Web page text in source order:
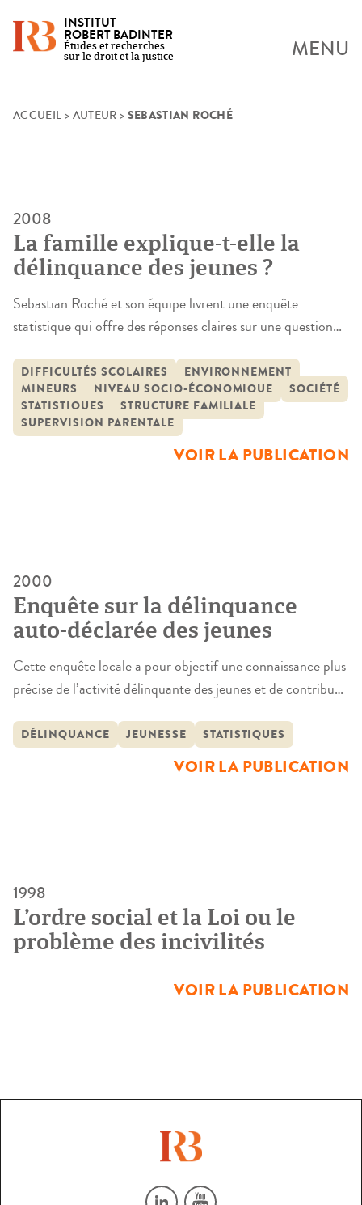
Skip
INSTITUT
ROBERT BADINTER
Études et recherches
sur le droit et la justice
MENU
ACCUEIL > AUTEUR > SEBASTIAN ROCHÉ
2008
La famille explique-t-elle la
délinquance des jeunes ?
Sebastian Roché et son équipe livrent une enquête
statistique qui offre des réponses claires sur une question
représentations et de jugement de valeurs : « la famille
explique t-elle la délinquance des jeunes » ? La famille a
toujours été définie comme une institution fondamentale
de la société parce […]
DIFFICULTÉS SCOLAIRES
ENVIRONNEMENT
MINEURS
NIVEAU SOCIO-ÉCONOMIQUE
SOCIÉTÉ
STATISTIQUES
STRUCTURE FAMILIALE
SUPERVISION PARENTALE
VOIR LA PUBLICATION
2000
Enquête sur la délinquance
auto-déclarée des jeunes
Cette enquête locale a pour objectif une connaissance plus
précise de l’activité délinquante des jeunes et de contribuer
l’insécurité. Le moyen utilisé de connaître cette
délinquance est de faire parier les auteurs eux-mêmes : il
s’agit de mesurer la délinquance auto-déclarée.
DÉLINQUANCE JEUNESSE STATISTIQUES
VOIR LA PUBLICATION
1998
L’ordre social et la Loi ou le
problème des incivilités
VOIR LA PUBLICATION